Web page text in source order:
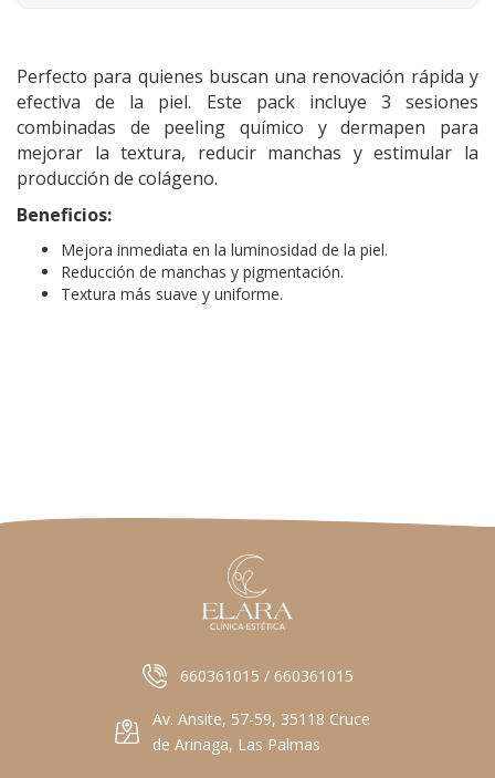
Perfecto para quienes buscan una renovación rápida y
efectiva de la piel. Este pack incluye 3 sesiones
combinadas de peeling químico y dermapen para
mejorar la textura, reducir manchas y estimular la
producción de colágeno.
Beneficios:
Mejora inmediata en la luminosidad de la piel.
Reducción de manchas y pigmentación.
Textura más suave y uniforme.
660361015 / 660361015
Av. Ansite, 57-59, 35118 Cruce
de Arinaga, Las Palmas